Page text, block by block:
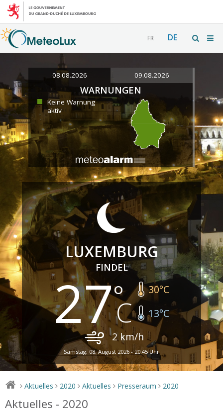
FR DE
08.08.2026 09.08.2026
WARNUNGEN
Keine Warnung
aktiv
LUXEMBURG
FINDEL
27 30°C
13°C
2 km/h
Samstag, 08. August 2026 - 20:45 Uhr
> Aktuelles > 2020 > Aktuelles > Presseraum > 2020
Aktuelles - 2020